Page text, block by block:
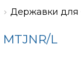
Державки
L